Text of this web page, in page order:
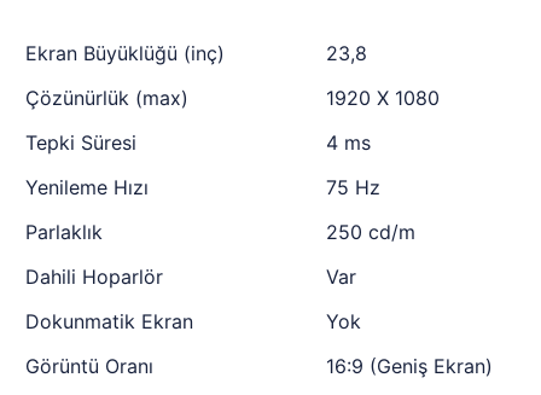
Ekran Büyüklüğü (inç)
23,8
Çözünürlük (max)
1920 X 1080
Tepki Süresi
4 ms
Yenileme Hızı
75 Hz
Parlaklık
250 cd/m
Dahili Hoparlör
Var
Dokunmatik Ekran
Yok
Görüntü Oranı
16:9 (Geniş Ekran)